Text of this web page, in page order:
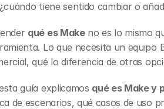
tiene sentido cambiar o
qué es Make no es lo mismo
Lo que necesita un
qué lo diferencia de otras
guía explicamos qué es Make y
de escenarios, qué casos de